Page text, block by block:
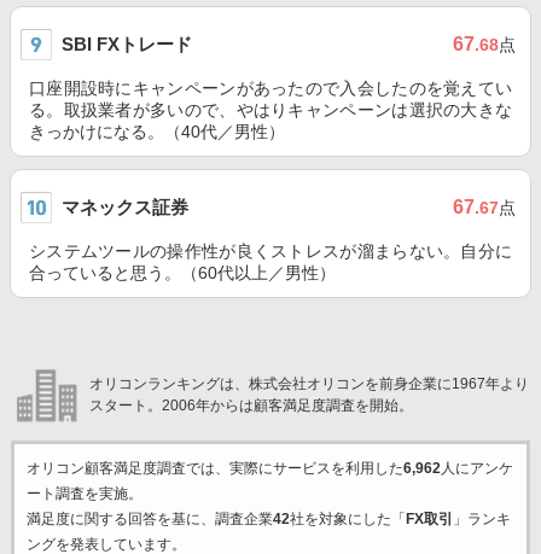
SBI FXトレード 67.68点
口座開設時にキャンペーンがあったので入会したのを覚えてい
る。取扱業者が多いので、やはりキャンペーンは選択の大きな
きっかけになる。（40代／男性）
マネックス証券 67.67点
システムツールの操作性が良くストレスが溜まらない。自分に
合っていると思う。（60代以上／男性）
オリコンランキングは、株式会社オリコンを前身企業に1967年より
スタート。2006年からは顧客満足度調査を開始。
オリコン顧客満足度調査では、実際にサービスを利用した6,962人にアンケ
ート調査を実施。
満足度に関する回答を基に、調査企業42社を対象にした「 FX取引
」ランキ
ングを発表しています。